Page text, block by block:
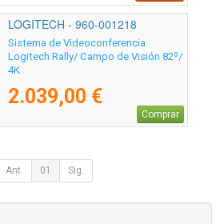
LOGITECH - 960-001218
Sistema de Videoconferencia
Logitech Rally/ Campo de Visión 82º/
4K
2.039,00 €
Comprar
Ant. 01 Sig.